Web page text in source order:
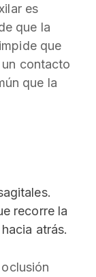
es
que la
que
contacto
que la
recorre la
atrás.